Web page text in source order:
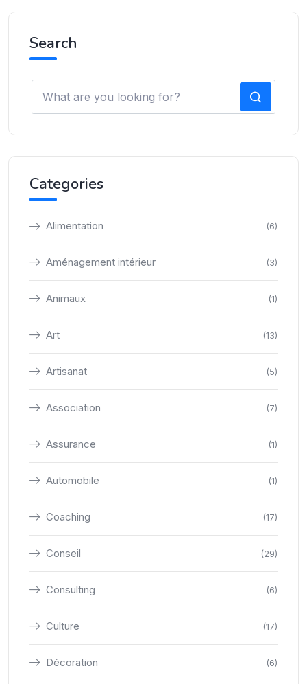
Search
Categories
Alimentation (6)
Aménagement intérieur (3)
Animaux (1)
Art (13)
Artisanat (5)
Association (7)
Assurance (1)
Automobile (1)
Coaching (17)
Conseil (29)
Consulting (6)
Culture (17)
Décoration (6)